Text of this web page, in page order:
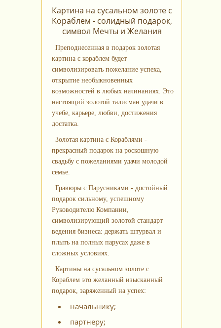
Картина на сусальном золоте с
Кораблем - солидный подарок,
символ Мечты и Желания
Преподнесенная в подарок золотая
картина с кораблем будет
символизировать пожелание успеха,
открытие необыкновенных
возможностей в любых начинаниях. Это
настоящий золотой талисман удачи в
учебе, карьере, любви, достижения
достатка.
Золотая картина с Кораблями -
прекрасный подарок на роскошную
свадьбу с пожеланиями удачи молодой
семье.
Гравюры с Парусниками - достойный
подарок сильному, успешному
Руководителю Компании,
символизирующий золотой стандарт
ведения бизнеса: держать штурвал и
плыть на полных парусах даже в
сложных условиях.
Картины на сусальном золоте с
Кораблем это желанный изысканный
подарок, заряженный на успех:
начальнику;
партнеру;